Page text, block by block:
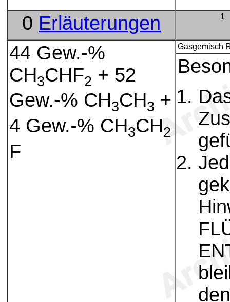
0 Erläuterungen 1
44 Gew.-%
CH3CHF2 + 52
Gew.-% CH3CH3 +
4 Gew.-% CH3CH2
F
Gasgemisch